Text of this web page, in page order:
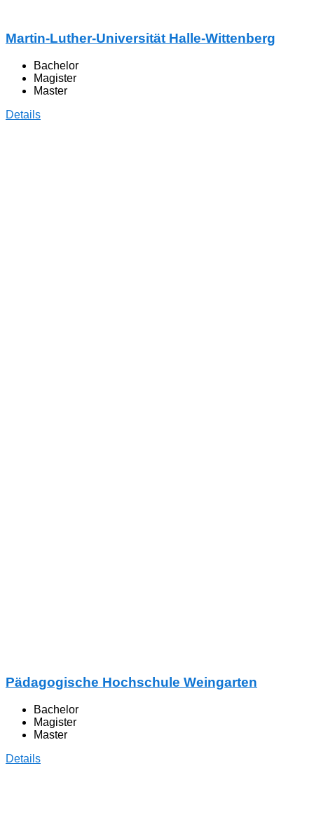
Martin-Luther-Universität Halle-Wittenberg
Bachelor
Magister
Master
Details
Pädagogische Hochschule Weingarten
Bachelor
Magister
Master
Details